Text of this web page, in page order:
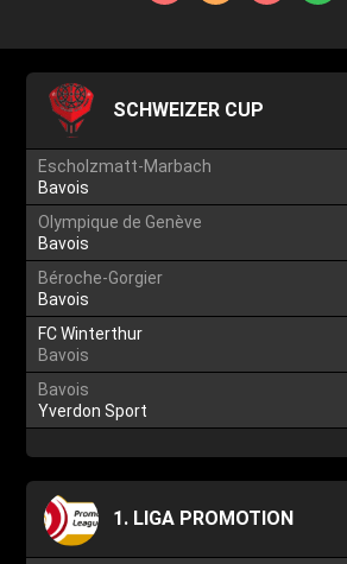
SCHWEIZER CUP
Escholzmatt-Marbach
Bavois
Olympique de Genève
Bavois
Béroche-Gorgier
Bavois
FC Winterthur
Bavois
Bavois
Yverdon Sport
1. LIGA PROMOTION